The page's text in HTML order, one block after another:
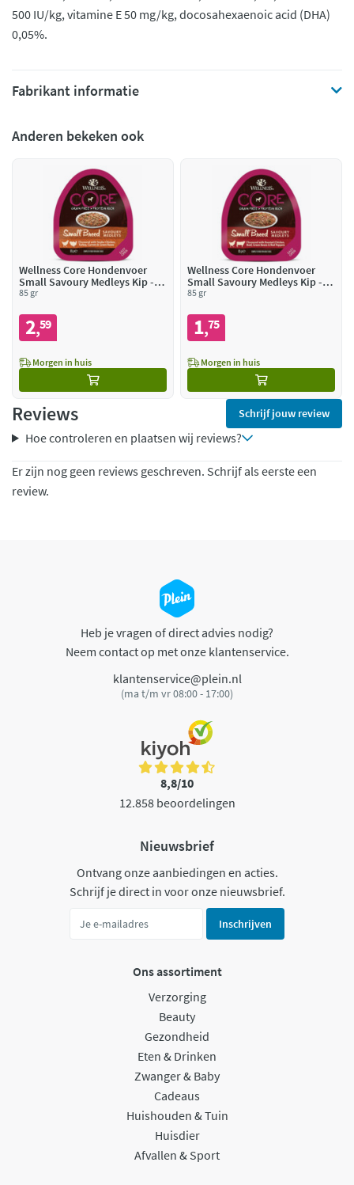
500 IU/kg, vitamine E 50 mg/kg, docosahexaenoic acid (DHA)
0,05%.
Fabrikant informatie
Anderen bekeken ook
Wellness Core Hondenvoer
Small Savoury Medleys Kip -
Kalkoen
85 gr
2,59
Morgen in huis
Wellness Core Hondenvoer
Small Savoury Medleys Kip -
Rund
85 gr
1,75
Morgen in huis
Reviews Schrijf jouw review
Hoe controleren en plaatsen wij reviews?
Er zijn nog geen reviews geschreven. Schrijf als eerste een
review.
Heb je vragen of direct advies nodig?
Neem contact op met onze klantenservice.
klantenservice@plein.nl
(ma t/m vr 08:00 - 17:00)
8,8/10
12.858 beoordelingen
Nieuwsbrief
Ontvang onze aanbiedingen en acties.
Schrijf je direct in voor onze nieuwsbrief.
Inschrijven
Ons assortiment
Verzorging
Beauty
Gezondheid
Eten & Drinken
Zwanger & Baby
Cadeaus
Huishouden & Tuin
Huisdier
Afvallen & Sport